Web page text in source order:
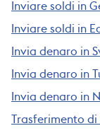
Inviare soldi in
Inviare soldi in
Invia denaro in
Invia denaro in
Invia denaro in
Trasferimento